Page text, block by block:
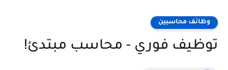
وظائف محاسبين
توظيف فوري - محاسب مبتدئ!